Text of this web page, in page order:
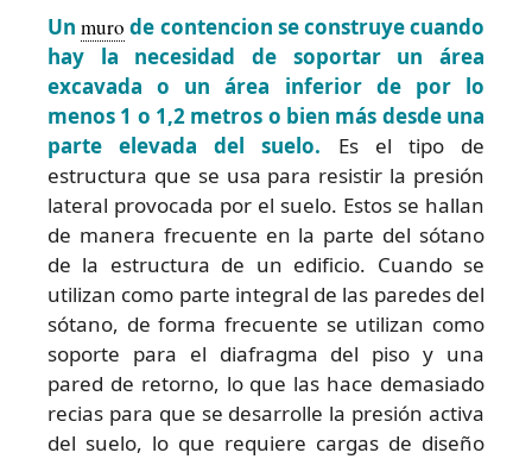
Unmuro de contencion se construye cuando
hay la necesidad de soportar un área
excavada o un área inferior de por lo
menos 1 o 1,2 metros o bien más desde una
parte elevada del suelo. Es el tipo de
estructura que se usa para resistir la presión
lateral provocada por el suelo. Estos se hallan
de manera frecuente en la parte del sótano
de la estructura de un edificio. Cuando se
utilizan como parte integral de las paredes del
sótano, de forma frecuente se utilizan como
soporte para el diafragma del piso y una
pared de retorno, lo que las hace demasiado
recias para que se desarrolle la presión activa
del suelo, lo que requiere cargas de diseño